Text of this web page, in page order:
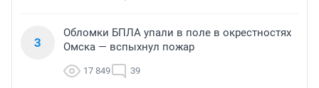
3
Обломки БПЛА упали в поле в окрестностях
Омска — вспыхнул пожар
17 849 39